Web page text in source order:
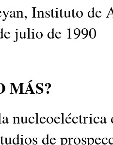
Instituto
julio de 1990
MÁS?
de